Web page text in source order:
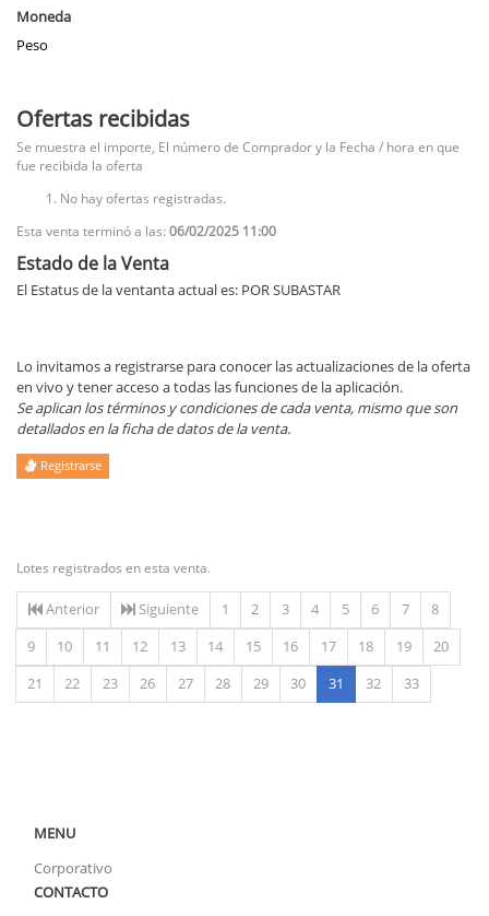
Moneda
Peso
Ofertas recibidas
Se muestra el importe, El número de Comprador y la Fecha / hora en que
fue recibida la oferta
No hay ofertas registradas.
Esta venta terminó a las: 06/02/2025 11:00
Estado de la Venta
El Estatus de la ventanta actual es: POR SUBASTAR
Lo invitamos a registrarse para conocer las actualizaciones de la oferta
en vivo y tener acceso a todas las funciones de la aplicación.
Se aplican los términos y condiciones de cada venta, mismo que son
detallados en la ficha de datos de la venta.
Registrarse
Lotes registrados en esta venta.
Anterior Siguiente 1 2 3 4 5 6 7
8
9
10 11 12 13 14 15 16 17 18 19
20
21
22 23 26 27 28 29 30 31 (actual)
32 33
MENU
Corporativo
CONTACTO